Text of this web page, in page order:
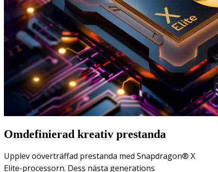
Omdefinierad kreativ prestanda
Upplev oöverträffad prestanda med Snapdragon® X
Elite-processorn. Dess nästa generations